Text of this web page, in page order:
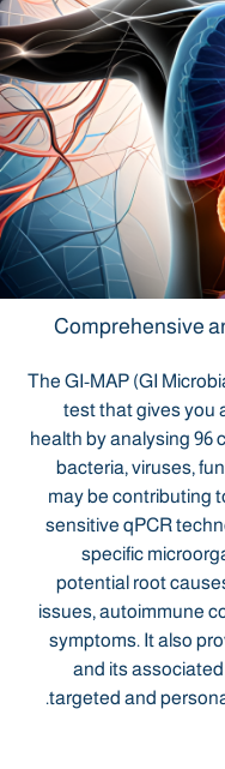
Comprehensive
The GI-MAP (GI
test that gives you
health by analysing 96
bacteria, viruses,
may be contributing
sensitive qPCR
specific
potential root
issues, autoimmune
symptoms. It also
and its
targeted and